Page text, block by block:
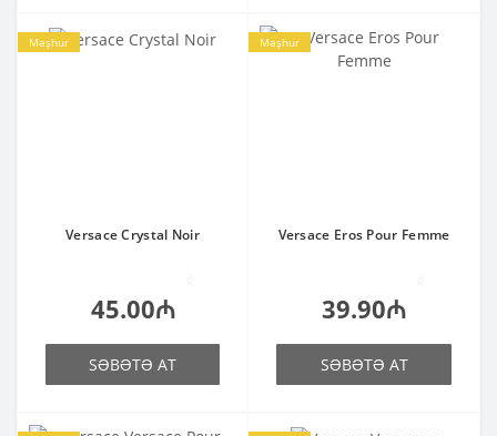
Məşhur
Versace Crystal Noir
45.00₼
SƏBƏTƏ AT
Məşhur
Versace Eros Pour Femme
39.90₼
SƏBƏTƏ AT